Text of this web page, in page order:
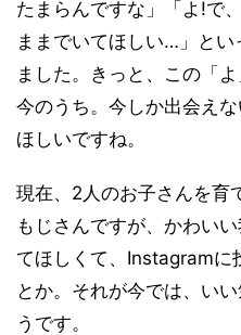
たまらんですな」「よ!で
ままでいてほしい…」と
ました。きっと、この「
今のうち。今しか出会え
ほしいですね。
現在、2人のお子さんを育
もじさんですが、かわい
てほしくて、Instagramに
とか。それが今では、い
うです。